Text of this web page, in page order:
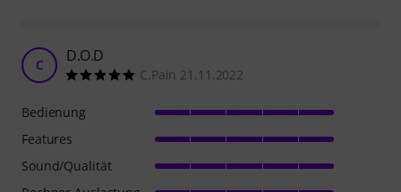
C D.O.D
C.Pain 21.11.2022
Bedienung
Features
Sound/Qualität